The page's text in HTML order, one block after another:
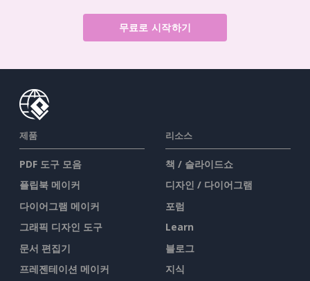
무료로 시작하기
제품
PDF 도구 모음
플립북 메이커
다이어그램 메이커
그래픽 디자인 도구
문서 편집기
프레젠테이션 메이커
리소스
책 / 슬라이드쇼
디자인 / 다이어그램
포럼
Learn
블로그
지식